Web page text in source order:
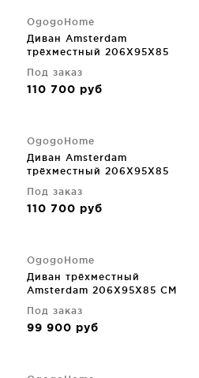
OgogoHome
Диван Amsterdam
трёхместный 206X95X85
Под заказ
110 700 руб
OgogoHome
Диван Amsterdam
трёхместный 206X95X85
Под заказ
110 700 руб
OgogoHome
Диван трёхместный
Amsterdam 206X95X85 CM
Под заказ
99 900 руб